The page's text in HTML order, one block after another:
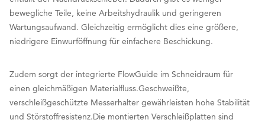
bewegliche Teile, keine Arbeitshydraulik und geringeren
Wartungsaufwand. Gleichzeitig ermöglicht dies eine größere,
niedrigere Einwurföffnung für einfachere Beschickung.
Zudem sorgt der integrierte FlowGuide im Schneidraum für
einen gleichmäßigen Materialfluss.Geschweißte,
verschleißgeschützte Messerhalter gewährleisten hohe Stabilität
und Störstoffresistenz.Die montierten Verschleißplatten sind